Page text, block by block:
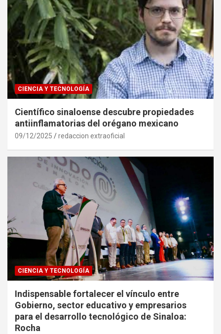
CIENCIA Y TECNOLOGÍA
Científico sinaloense descubre propiedades
antiinflamatorias del orégano mexicano
09/12/2025 redaccion extraoficial
CIENCIA Y TECNOLOGÍA
Indispensable fortalecer el vínculo entre
Gobierno, sector educativo y empresarios
para el desarrollo tecnológico de Sinaloa:
Rocha